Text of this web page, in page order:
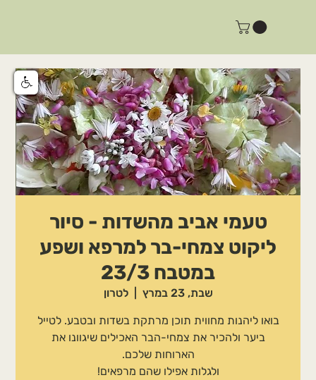
טעמי אביב מהשדות - סיור
ליקוט צמחי-בר למרפא ושפע
במטבח 23/3
שבת, 23 במרץ
  |
לטרון
בואו ליהנות מחווית תוכן מרתקת בשדות ובטבע. לטייל
ביער ולהכיר את צמחי-הבר האכילים שיגוונו את